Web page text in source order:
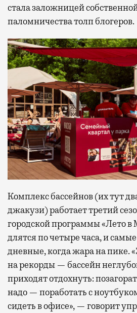
стала заложницей
паломничества толп блогеров.
Комплекс бассейнов (их тут
джакузи) работает третий
городской программы «Лето в
длятся по четыре часа, и
дневные, когда жара на пике.
на рекорды — бассейн
приходят отдохнуть:
надо — поработать с
сидеть в офисе», — говорит